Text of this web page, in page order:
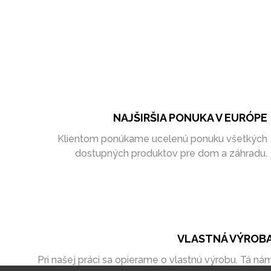
VLASTNÁ
Pri našej práci sa opierame o vlastnú výrobu. Tá
NAJŠIRŠIA PONUKA V EURÓPE
Klientom ponúkame ucelenú ponuku všetkých
dostupných produktov pre dom a záhradu.